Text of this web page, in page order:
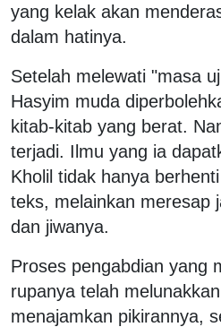
yang kelak akan
dalam hatinya.
Setelah melewati "masa
Hasyim muda
kitab-kitab yang berat.
terjadi. Ilmu yang ia
Kholil tidak hanya
teks, melainkan meresap
dan jiwanya.
Proses pengabdian yang
rupanya telah
menajamkan pikirannya,